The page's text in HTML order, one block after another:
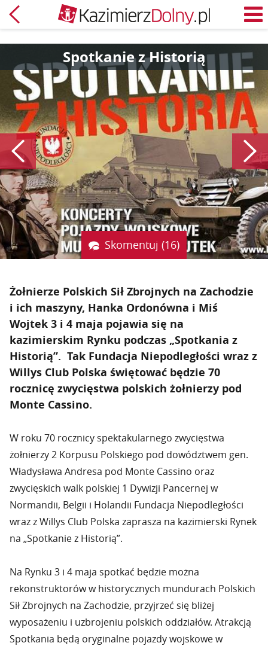
Powrót
Spotkanie z Historią
Poprzedni
Skomentuj (16)
Żołnierze Polskich Sił Zbrojnych na Zachodzie
i ich maszyny, Hanka Ordonówna i Miś
Wojtek 3 i 4 maja pojawia się na
kazimierskim Rynku podczas „Spotkania z
Historią”. Tak Fundacja Niepodległości wraz z
Willys Club Polska świętować będzie 70
rocznicę zwycięstwa polskich żołnierzy pod
Monte Cassino.
W roku 70 rocznicy spektakularnego zwycięstwa
żołnierzy 2 Korpusu Polskiego pod dowództwem gen.
Władysława Andresa pod Monte Cassino oraz
zwycięskich walk polskiej 1 Dywizji Pancernej w
Normandii, Belgii i Holandii Fundacja Niepodległości
wraz z Willys Club Polska zaprasza na kazimierski Rynek
na „Spotkanie z Historią”.
Na Rynku 3 i 4 maja spotkać będzie można
rekonstruktorów w historycznych mundurach Polskich
Sił Zbrojnych na Zachodzie, przyjrzeć się bliżej
wyposażeniu i uzbrojeniu polskich oddziałów. Atrakcją
Spotkania będą oryginalne pojazdy wojskowe w